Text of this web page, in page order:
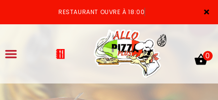
×
RESTAURANT OUVRE À 18:00
0